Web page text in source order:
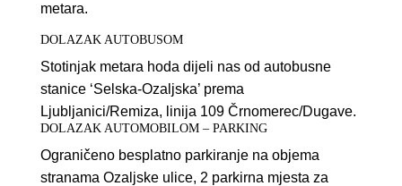
metara.
DOLAZAK AUTOBUSOM
Stotinjak metara hoda dijeli nas od autobusne
stanice ‘Selska-Ozaljska’ prema
Ljubljanici/Remiza, linija 109 Črnomerec/Dugave.
DOLAZAK AUTOMOBILOM – PARKING
Ograničeno besplatno parkiranje na objema
stranama Ozaljske ulice, 2 parkirna mjesta za